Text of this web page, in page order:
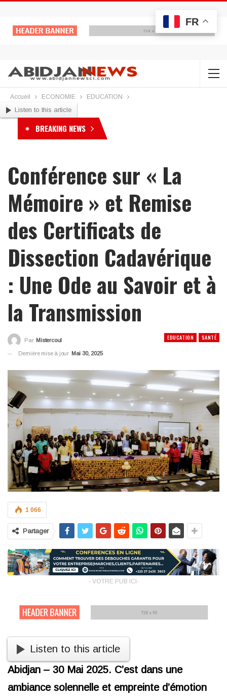
Accueil ECONOMIE EDUCATION
Listen to this article
BREAKING NEWS
Conférence sur « La
Mémoire » et Remise
des Certificats de
Dissection Cadavérique
: Une Ode au Savoir et à
la Transmission
EDUCATION SANTÉ
Par Mistercoul
Dernière mise à jour Mai 30, 2025
1 066
Partager
- VOTRE PUB ICI-
Listen to this article
Abidjan – 30 Mai 2025. C’est dans une
ambiance solennelle et empreinte d’émotion
FR